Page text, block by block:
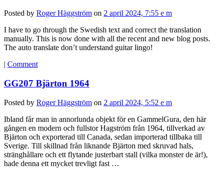
Posted by Roger Häggström on 2 april 2024, 7:55 e m
I have to go through the Swedish text and correct the translation
manually. This is now done with all the recent and new blog posts.
The auto translate don’t understand guitar lingo!
| Comment
GG207 Bjärton 1964
Posted by Roger Häggström on 2 april 2024, 5:52 e m
Ibland får man in annorlunda objekt för en GammelGura, den här
gången en modern och fullstor Hagström från 1964, tillverkad av
Bjärton och exporterad till Canada, sedan importerad tillbaka till
Sverige. Till skillnad från liknande Bjärton med skruvad hals,
stränghållare och ett flytande justerbart stall (vilka monster de är!),
hade denna ett mycket trevligt fast …